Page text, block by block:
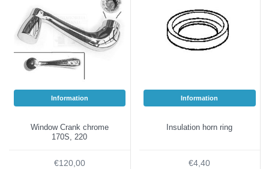
Information
Window Crank chrome
170S, 220
€120,00
Information
Insulation horn ring
€4,40